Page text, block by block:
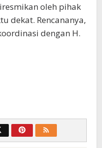
oleh pihak
dekat. Rencananya,
dengan H.